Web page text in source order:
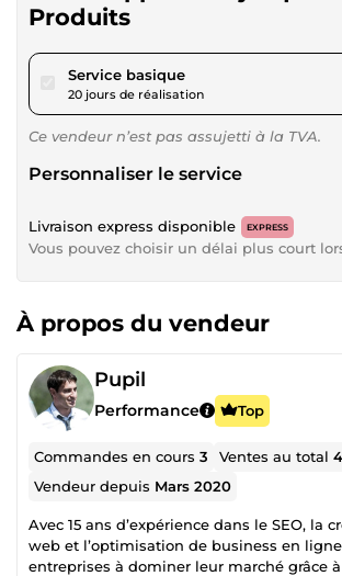
Produits
Service basiquepour 525,93 $US
20 jours de réalisation
Ce vendeur n’est pas assujetti à la TVA.
Personnaliser le service
Livraison express disponible EXPRESS
Vous pouvez choisir un délai plus court
À propos du vendeur
Pupil
Performance Top
Commandes en cours3 Ventes au total
Vendeur depuis Mars 2020
Avec 15 ans d’expérience dans le SEO, la
web et l’optimisation de business en
entreprises à dominer leur marché grâce